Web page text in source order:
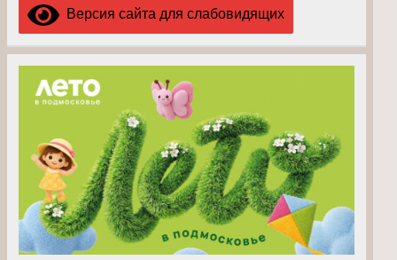
Версия сайта для слабовидящих